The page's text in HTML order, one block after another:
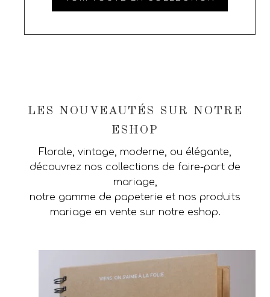
LES NOUVEAUTÉS SUR NOTRE
ESHOP
Florale, vintage, moderne, ou élégante,
découvrez nos collections de faire-part de
mariage,
notre gamme de papeterie et nos produits
mariage en vente sur notre eshop.